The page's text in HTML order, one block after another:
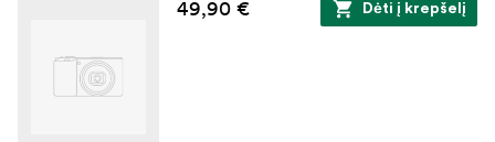
49,90 € Dėti į krepšelį